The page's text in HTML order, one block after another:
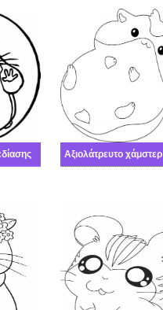
Αξιολάτρευτο χάμστερ